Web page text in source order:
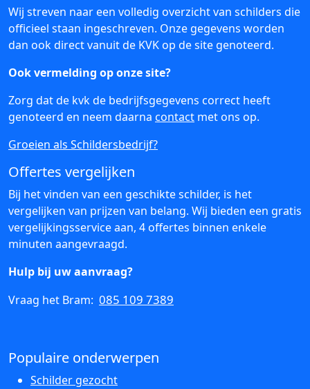
Wij streven naar een volledig overzicht van schilders die
officieel staan ingeschreven. Onze gegevens worden
dan ook direct vanuit de KVK op de site genoteerd.
Ook vermelding op onze site?
Zorg dat de kvk de bedrijfsgegevens correct heeft
genoteerd en neem daarna contact met ons op.
Groeien als Schildersbedrijf?
Offertes vergelijken
Bij het vinden van een geschikte schilder, is het
vergelijken van prijzen van belang. Wij bieden een gratis
vergelijkingsservice aan, 4 offertes binnen enkele
minuten aangevraagd.
Hulp bij uw aanvraag?
Vraag het Bram: 085 109 7389
Populaire onderwerpen
Schilder gezocht